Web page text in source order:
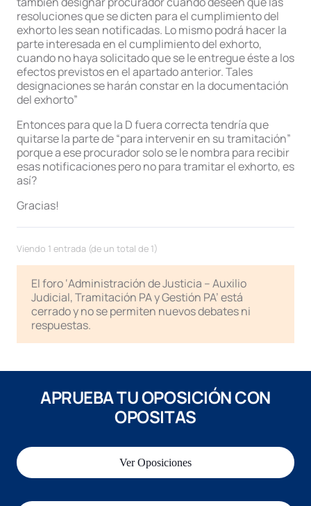
resoluciones que se dicten para el cumplimiento del
exhorto les sean notificadas. Lo mismo podrá hacer la
parte interesada en el cumplimiento del exhorto,
cuando no haya solicitado que se le entregue éste a los
efectos previstos en el apartado anterior. Tales
designaciones se harán constar en la documentación
del exhorto”
Entonces para que la D fuera correcta tendría que
quitarse la parte de “para intervenir en su tramitación”
porque a ese procurador solo se le nombra para recibir
esas notificaciones pero no para tramitar el exhorto, es
así?
Gracias!
Viendo 1 entrada (de un total de 1)
El foro ‘Administración de Justicia – Auxilio
Judicial, Tramitación PA y Gestión PA’ está
cerrado y no se permiten nuevos debates ni
respuestas.
APRUEBA TU OPOSICIÓN CON
OPOSITAS
Ver Oposiciones